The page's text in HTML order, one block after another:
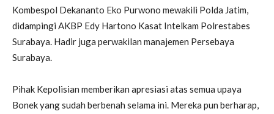
Kombespol Dekananto Eko Purwono mewakili Polda Jatim,
didampingi AKBP Edy Hartono Kasat Intelkam Polrestabes
Surabaya. Hadir juga perwakilan manajemen Persebaya
Surabaya.
Pihak Kepolisian memberikan apresiasi atas semua upaya
Bonek yang sudah berbenah selama ini. Mereka pun berharap,